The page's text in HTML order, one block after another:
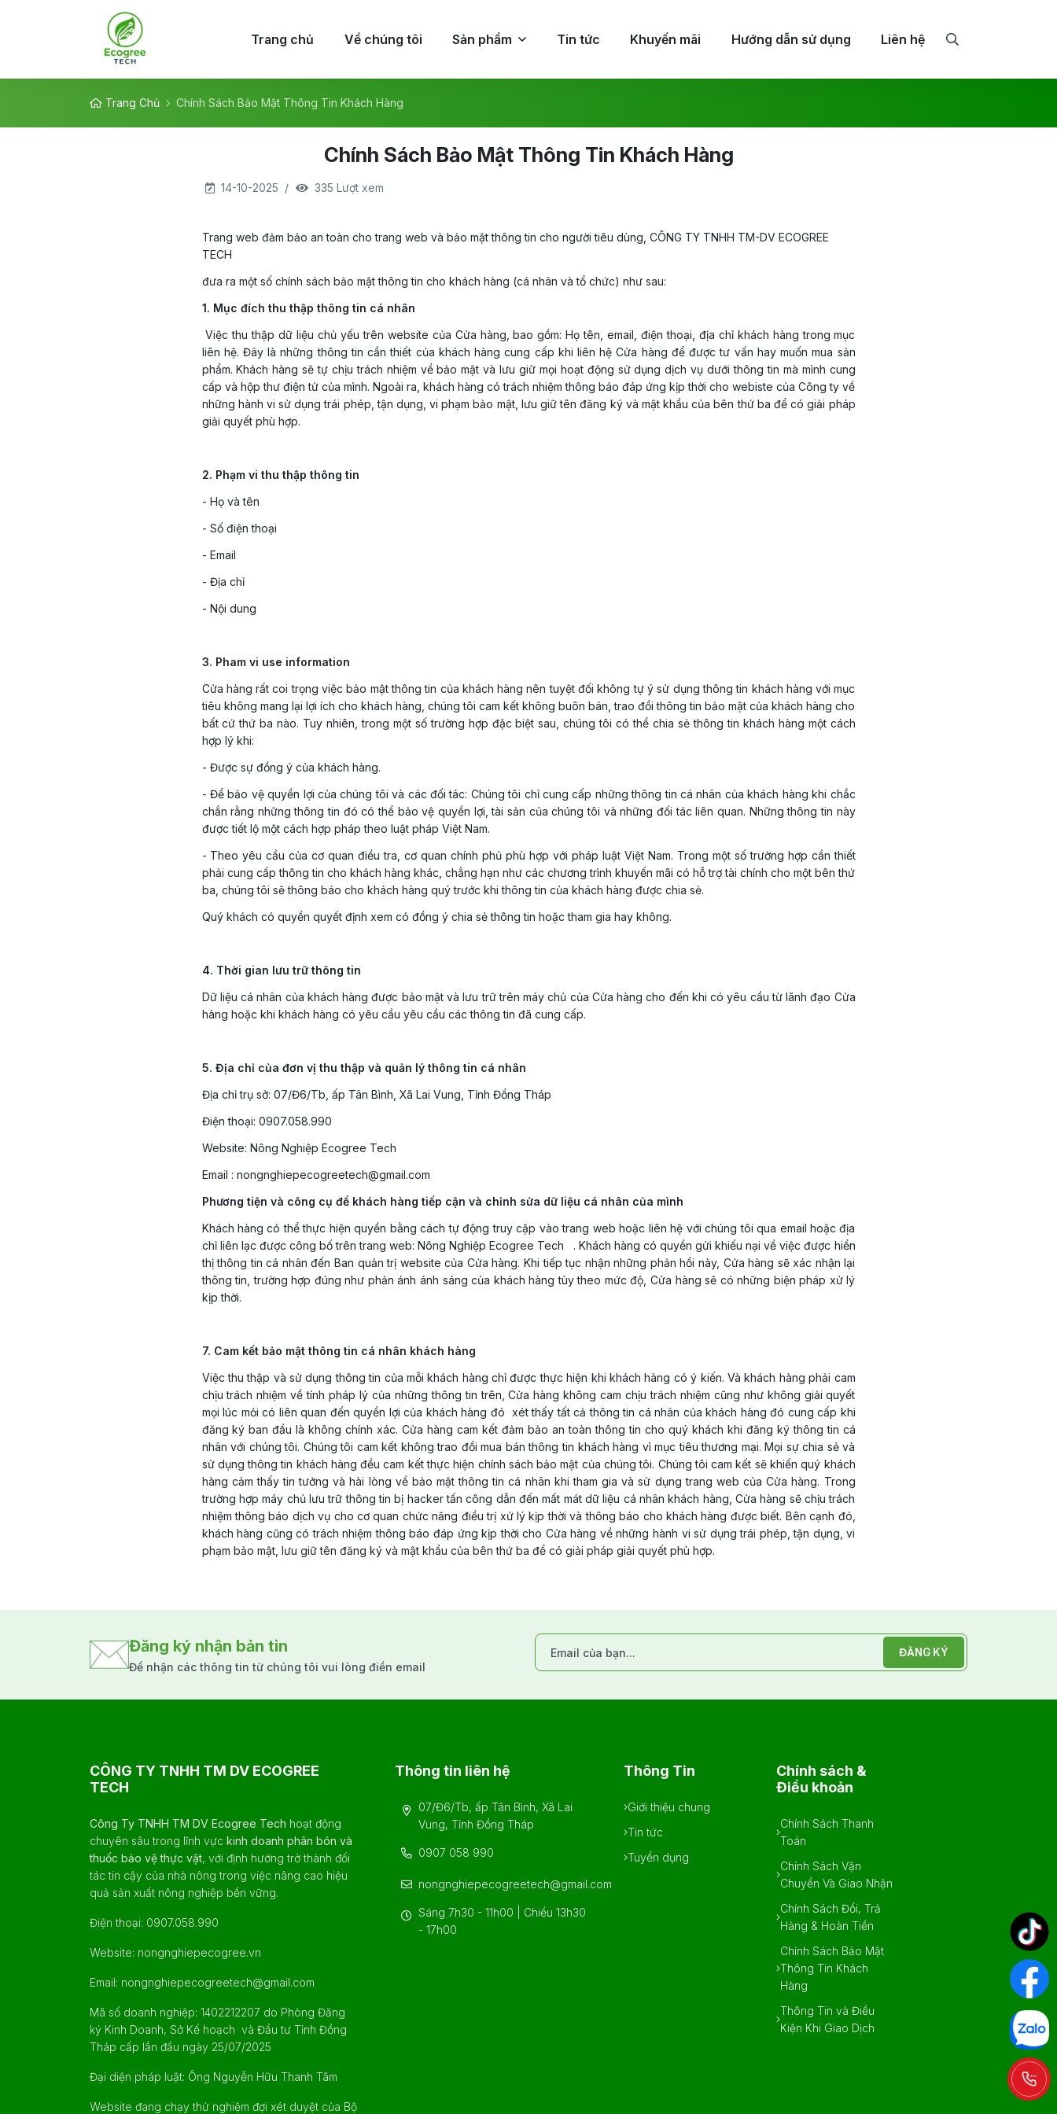
Trang chủ Về chúng tôi Sản phẩm Tin tức Khuyến mãi Hướng dẫn sử dụng Liên hệ
Trang Chủ Chính Sách Bảo Mật Thông Tin Khách Hàng
Chính Sách Bảo Mật Thông Tin Khách Hàng
14-10-2025 335 Lượt xem
Trang web đảm bảo an toàn cho trang web và bảo mật thông tin cho người tiêu dùng, CÔNG TY TNHH TM-DV ECOGREE
TECH
đưa ra một số chính sách bảo mật thông tin cho khách hàng (cá nhân và tổ chức) như sau:
1. Mục đích thu thập thông tin cá nhân
Việc thu thập dữ liệu chủ yếu trên website của Cửa hàng, bao gồm: Họ tên, email, điện thoại, địa chỉ khách hàng trong mục
liên hệ. Đây là những thông tin cần thiết của khách hàng cung cấp khi liên hệ Cửa hàng để được tư vấn hay muốn mua sản
phẩm. Khách hàng sẽ tự chịu trách nhiệm về bảo mật và lưu giữ mọi hoạt động sử dụng dịch vụ dưới thông tin mà mình cung
cấp và hộp thư điện tử của mình. Ngoài ra, khách hàng có trách nhiệm thông báo đáp ứng kịp thời cho webiste của Công ty về
những hành vi sử dụng trái phép, tận dụng, vi phạm bảo mật, lưu giữ tên đăng ký và mật khẩu của bên thứ ba để có giải pháp
giải quyết phù hợp.
2. Phạm vi thu thập thông tin
- Họ và tên
- Số điện thoại
- Email
- Địa chỉ
- Nội dung
3. Pham vi use information
Cửa hàng rất coi trọng việc bảo mật thông tin của khách hàng nên tuyệt đối không tự ý sử dụng thông tin khách hàng với mục
tiêu không mang lại lợi ích cho khách hàng, chúng tôi cam kết không buôn bán, trao đổi thông tin bảo mật của khách hàng cho
bất cứ thứ ba nào. Tuy nhiên, trong một số trường hợp đặc biệt sau, chúng tôi có thể chia sẻ thông tin khách hàng một cách
hợp lý khi:
- Được sự đồng ý của khách hàng.
- Để bảo vệ quyền lợi của chúng tôi và các đối tác: Chúng tôi chỉ cung cấp những thông tin cá nhân của khách hàng khi chắc
chắn rằng những thông tin đó có thể bảo vệ quyền lợi, tài sản của chúng tôi và những đối tác liên quan. Những thông tin này
được tiết lộ một cách hợp pháp theo luật pháp Việt Nam.
- Theo yêu cầu của cơ quan điều tra, cơ quan chính phủ phù hợp với pháp luật Việt Nam. Trong một số trường hợp cần thiết
phải cung cấp thông tin cho khách hàng khác, chẳng hạn như các chương trình khuyến mãi có hỗ trợ tài chính cho một bên thứ
ba, chúng tôi sẽ thông báo cho khách hàng quý trước khi thông tin của khách hàng được chia sẻ.
Quý khách có quyền quyết định xem có đồng ý chia sẻ thông tin hoặc tham gia hay không.
4. Thời gian lưu trữ thông tin
Dữ liệu cá nhân của khách hàng được bảo mật và lưu trữ trên máy chủ của Cửa hàng cho đến khi có yêu cầu từ lãnh đạo Cửa
hàng hoặc khi khách hàng có yêu cầu yêu cầu các thông tin đã cung cấp.
5. Địa chỉ của đơn vị thu thập và quản lý thông tin cá nhân
Địa chỉ trụ sở: 07/Đ6/Tb, ấp Tân Bình, Xã Lai Vung, Tỉnh Đồng Tháp
Điện thoại: 0907.058.990
Website: Nông Nghiệp Ecogree Tech
Email : nongnghiepecogreetech@gmail.com
Phương tiện và công cụ để khách hàng tiếp cận và chỉnh sửa dữ liệu cá nhân của mình
Khách hàng có thể thực hiện quyền bằng cách tự động truy cập vào trang web hoặc liên hệ với chúng tôi qua email hoặc địa
chỉ liên lạc được công bố trên trang web: Nông Nghiệp Ecogree Tech . Khách hàng có quyền gửi khiếu nại về việc được hiển
thị thông tin cá nhân đến Ban quản trị website của Cửa hàng. Khi tiếp tục nhận những phản hồi này, Cửa hàng sẽ xác nhận lại
thông tin, trường hợp đúng như phản ánh ánh sáng của khách hàng tùy theo mức độ, Cửa hàng sẽ có những biện pháp xử lý
kịp thời.
7. Cam kết bảo mật thông tin cá nhân khách hàng
Việc thu thập và sử dụng thông tin của mỗi khách hàng chỉ được thực hiện khi khách hàng có ý kiến. Và khách hàng phải cam
chịu trách nhiệm về tính pháp lý của những thông tin trên, Cửa hàng không cam chịu trách nhiệm cũng như không giải quyết
mọi lúc mỏi có liên quan đến quyền lợi của khách hàng đó xét thấy tất cả thông tin cá nhân của khách hàng đó cung cấp khi
đăng ký ban đầu là không chính xác. Cửa hàng cam kết đảm bảo an toàn thông tin cho quý khách khi đăng ký thông tin cá
nhân với chúng tôi. Chúng tôi cam kết không trao đổi mua bán thông tin khách hàng vì mục tiêu thương mại. Mọi sự chia sẻ và
sử dụng thông tin khách hàng đều cam kết thực hiện chính sách bảo mật của chúng tôi. Chúng tôi cam kết sẽ khiến quý khách
hàng cảm thấy tin tưởng và hài lòng về bảo mật thông tin cá nhân khi tham gia và sử dụng trang web của Cửa hàng. Trong
trường hợp máy chủ lưu trữ thông tin bị hacker tấn công dẫn đến mất mát dữ liệu cá nhân khách hàng, Cửa hàng sẽ chịu trách
nhiệm thông báo dịch vụ cho cơ quan chức năng điều trị xử lý kịp thời và thông báo cho khách hàng được biết. Bên cạnh đó,
khách hàng cũng có trách nhiệm thông báo đáp ứng kịp thời cho Cửa hàng về những hành vi sử dụng trái phép, tận dụng, vi
phạm bảo mật, lưu giữ tên đăng ký và mật khẩu của bên thứ ba để có giải pháp giải quyết phù hợp.
Đăng ký nhận bản tin
Để nhận các thông tin từ chúng tôi vui lòng điền email
ĐĂNG KÝ
CÔNG TY TNHH TM DV ECOGREE
TECH
Công Ty TNHH TM DV Ecogree Tech hoạt động
chuyên sâu trong lĩnh vực kinh doanh phân bón và
thuốc bảo vệ thực vật, với định hướng trở thành đối
tác tin cậy của nhà nông trong việc nâng cao hiệu
quả sản xuất nông nghiệp bền vững.
Điện thoại: 0907.058.990
Website: nongnghiepecogree.vn
Email: nongnghiepecogreetech@gmail.com
Mã số doanh nghiệp: 1402212207 do Phòng Đăng
ký Kinh Doanh, Sở Kế hoạch và Đầu tư Tỉnh Đồng
Tháp cấp lần đầu ngày 25/07/2025
Đại diện pháp luật: Ông Nguyễn Hữu Thanh Tâm
Website đang chạy thử nghiệm đợi xét duyệt của Bộ
Thông tin liên hệ
07/Đ6/Tb, ấp Tân Bình, Xã Lai
Vung, Tỉnh Đồng Tháp
0907 058 990
nongnghiepecogreetech@gmail.com
Sáng 7h30 - 11h00 | Chiều 13h30
- 17h00
Thông Tin
Giới thiệu chung
Tin tức
Tuyển dụng
Chính sách &
Điều khoản
Chính Sách Thanh
Toán
Chính Sách Vận
Chuyển Và Giao Nhận
Chính Sách Đổi, Trả
Hàng & Hoàn Tiền
Chính Sách Bảo Mật
Thông Tin Khách
Hàng
Thông Tin và Điều
Kiện Khi Giao Dịch